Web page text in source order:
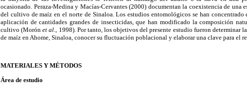
ocasionado. Peraza-Medina y Macías-Cervantes (2000) documentan la coexistencia de una
del cultivo de maíz en el norte de Sinaloa. Los estudios entomológicos se han
aplicación de cantidades grandes de insecticidas, que han modificado la composición
cultivo (Morónet al., 1998). Por tanto, los objetivos del presente estudio fueron determinar
de maíz en Ahome, Sinaloa, conocer su fluctuación poblacional y elaborar una clave para el
MATERIALES Y MÉTODOS
Área de estudio